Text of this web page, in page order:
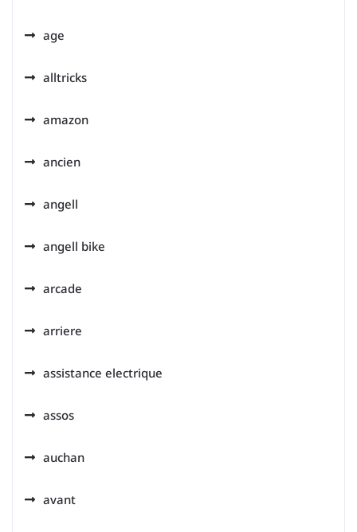
age
alltricks
amazon
ancien
angell
angell bike
arcade
arriere
assistance electrique
assos
auchan
avant